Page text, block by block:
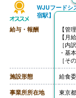
WJUフードシ
宿駅】
給与・報酬
【管
【月
［内訳
・基
［そ
・資
・役
【賞
【通
施設形態 給食
事業所所在地 東京